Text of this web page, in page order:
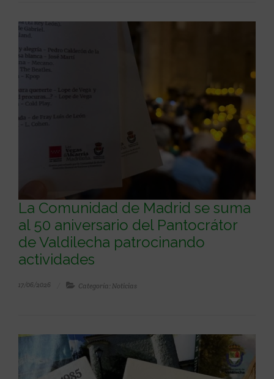
La Comunidad de Madrid se suma
al 50 aniversario del Pantocrátor
de Valdilecha patrocinando
actividades
17/06/2026 Categoría: Noticias